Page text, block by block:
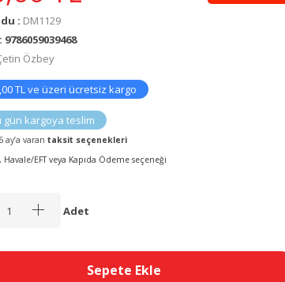
: DM1129
Özbey
TL ve üzeri ücretsiz kargo
gün kargoya teslim
ay’a varan taksit seçenekleri
Havale/EFT veya Kapıda Ödeme seçeneği
Adet
Sepete Ekle